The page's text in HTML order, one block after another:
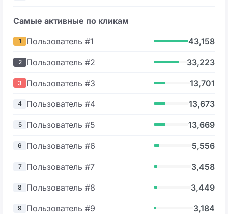
Самые активные по кликам
1 Пользователь #1 43,158
2 Пользователь #2 33,223
3 Пользователь #3 13,701
4 Пользователь #4 13,673
5 Пользователь #5 13,669
6 Пользователь #6 5,556
7 Пользователь #7 3,458
8 Пользователь #8 3,449
9 Пользователь #9 3,184